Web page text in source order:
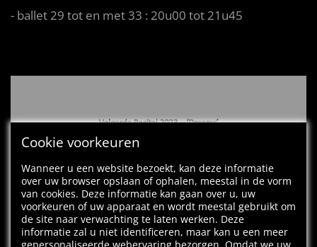
- ballet 29 tot en met 33 : 20u00 tot 21u45
Cookie voorkeuren
Wanneer u een website bezoekt, kan deze informatie
over uw browser opslaan of ophalen, meestal in de vorm
van cookies. Deze informatie kan gaan over u, uw
voorkeuren of uw apparaat en wordt meestal gebruikt om
de site naar verwachting te laten werken. Deze
informatie zal u niet identificeren, maar kan u een meer